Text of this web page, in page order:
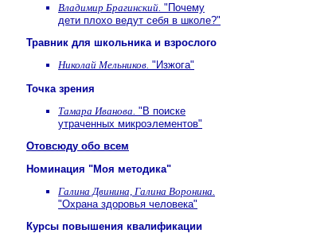
Владимир Брагинский. "Почему
дети плохо ведут себя в школе?"
Травник для школьника и взрослого
Николай Мельников. "Изжога"
Точка зрения
Тамара Иванова. "В поиске
утраченных микроэлементов"
Отовсюду обо всем
Номинация "Моя методика"
Галина Двинина, Галина Воронина.
"Охрана здоровья человека"
Курсы повышения квалификации